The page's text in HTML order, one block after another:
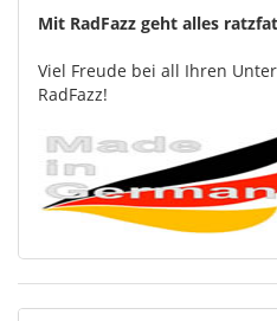
Mit RadFazz geht alles
Viel Freude bei all Ihren
RadFazz!